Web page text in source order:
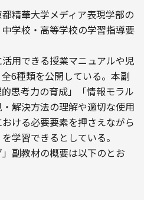
精華大学メディア表現学部の
学校・高等学校の学習指導要
用できる授業マニュアルや児
6種類を公開している。本副
思考力の育成」「情報モラル
解決方法の理解や適切な使用
ける必要要素を押さえながら
学習できるとしている。
」副教材の概要は以下のとお